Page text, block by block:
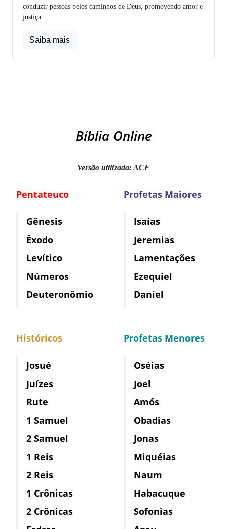
conduzir pessoas pelos caminhos de Deus, promovendo amor e
justiça.
Saiba mais
Bíblia Online
Versão utilizada: ACF
Pentateuco
Gênesis
Êxodo
Levítico
Números
Deuteronômio
Históricos
Josué
Juízes
Rute
1 Samuel
2 Samuel
1 Reis
2 Reis
1 Crônicas
2 Crônicas
Profetas Maiores
Isaías
Jeremias
Lamentações
Ezequiel
Daniel
Profetas Menores
Oséias
Joel
Amós
Obadias
Jonas
Miquéias
Naum
Habacuque
Sofonias